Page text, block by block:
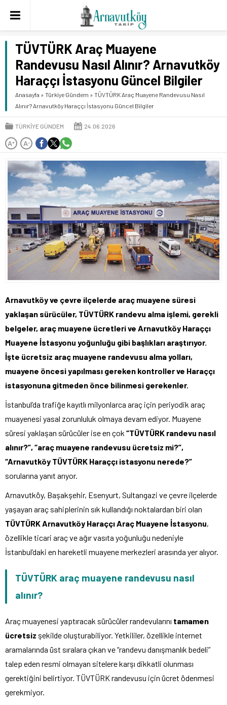
TÜVTÜRK Araç Muayene
Randevusu Nasıl Alınır? Arnavutköy
Haraççı İstasyonu Güncel Bilgiler
Anasayfa » Türkiye Gündem » TÜVTÜRK Araç Muayene Randevusu Nasıl
Alınır? Arnavutköy Haraççı İstasyonu Güncel Bilgiler
TÜRKIYE GÜNDEM 24.06.2026
A+ A-
Arnavutköy ve çevre ilçelerde araç muayene süresi
yaklaşan sürücüler, TÜVTÜRK randevu alma işlemi, gerekli
belgeler, araç muayene ücretleri ve Arnavutköy Haraççı
Muayene İstasyonu yoğunluğu gibi başlıkları araştırıyor.
İşte ücretsiz araç muayene randevusu alma yolları,
muayene öncesi yapılması gereken kontroller ve Haraççı
istasyonuna gitmeden önce bilinmesi gerekenler.
İstanbul’da trafiğe kayıtlı milyonlarca araç için periyodik araç
muayenesi yasal zorunluluk olmaya devam ediyor. Muayene
süresi yaklaşan sürücüler ise en çok “TÜVTÜRK randevu nasıl
alınır?”, “araç muayene randevusu ücretsiz mi?”,
“Arnavutköy TÜVTÜRK Haraççı istasyonu nerede?”
sorularına yanıt arıyor.
Arnavutköy, Başakşehir, Esenyurt, Sultangazi ve çevre ilçelerde
yaşayan araç sahiplerinin sık kullandığı noktalardan biri olan
TÜVTÜRK Arnavutköy Haraççı Araç Muayene İstasyonu,
özellikle ticari araç ve ağır vasıta yoğunluğu nedeniyle
İstanbul’daki en hareketli muayene merkezleri arasında yer alıyor.
TÜVTÜRK araç muayene randevusu nasıl
alınır?
Araç muayenesi yaptıracak sürücüler randevularını tamamen
ücretsiz şekilde oluşturabiliyor. Yetkililer, özellikle internet
aramalarında üst sıralara çıkan ve “randevu danışmanlık bedeli”
talep eden resmi olmayan sitelere karşı dikkatli olunması
gerektiğini belirtiyor. TÜVTÜRK randevusu için ücret ödenmesi
gerekmiyor.